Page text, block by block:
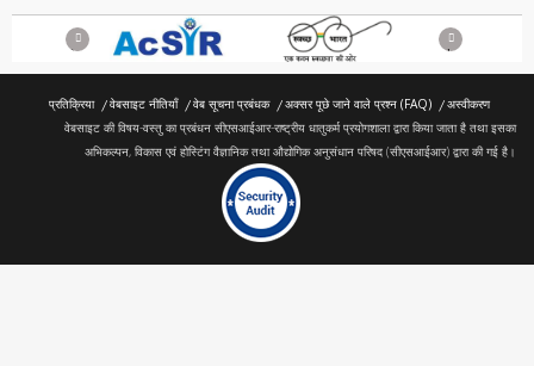
Previous Next
प्रतिक्रिया वेबसाइट नीतियाँ वेब सूचना प्रबंधक अक्सर पूछे जाने वाले प्रश्न (FAQ)
अस्वीकरण
वेबसाइट की विषय-वस्तु का प्रबंधन सीएसआईआर-राष्ट्रीय धातुकर्म प्रयोगशाला द्वारा किया जाता है तथा इसका
अभिकल्पन, विकास एवं होस्टिंग वैज्ञानिक तथा औद्योगिक अनुसंधान परिषद (सीएसआईआर) द्वारा की गई है।